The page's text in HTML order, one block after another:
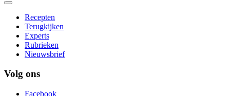
Recepten
Terugkijken
Experts
Rubrieken
Nieuwsbrief
Volg ons
Facebook